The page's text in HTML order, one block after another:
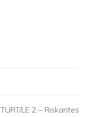
TURT/LE 2 – Riskantes